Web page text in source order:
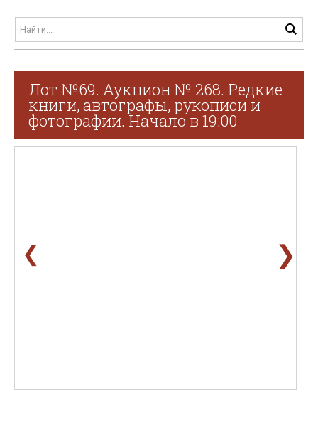
Лот №69. Аукцион № 268. Редкие
книги, автографы, рукописи и
фотографии. Начало в 19:00
❮ ❯